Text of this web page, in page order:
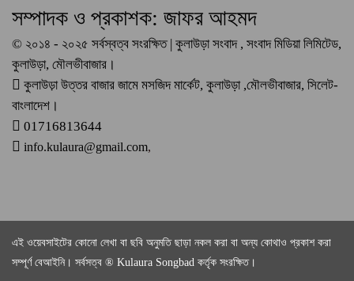
সম্পাদক ও প্রকাশক: জাফর আহমদ
© ২০১৪ - ২০২৫ সর্বস্বত্ব সংরক্ষিত | কুলাউড়া সংবাদ , সংবাদ মিডিয়া লিমিটেড,
কুলাউড়া, মৌলভীবাজার।
কুলাউড়া উত্তর বাজার জামে মসজিদ মার্কেট, কুলাউড়া ,মৌলভীবাজার, সিলেট-
বাংলাদেশ।
01716813644
info.kulaura@gmail.com,
এই ওয়েবসাইটের কোনো লেখা বা ছবি অনুমতি ছাড়া নকল করা বা অন্য কোথাও প্রকাশ করা
সম্পূর্ণ বেআইনি। সর্বসত্ব ® Kulaura Songbad কর্তৃক সংরক্ষিত।